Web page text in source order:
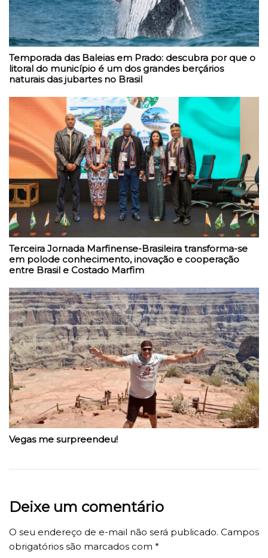
Temporada das Baleias em Prado: descubra por que o
litoral do município é um dos grandes berçários
naturais das jubartes no Brasil
Terceira Jornada Marfinense-Brasileira transforma-se
em polode conhecimento, inovação e cooperação
entre Brasil e Costado Marfim
Vegas me surpreendeu!
Deixe um comentário
O seu endereço de e-mail não será publicado. Campos
obrigatórios são marcados com *